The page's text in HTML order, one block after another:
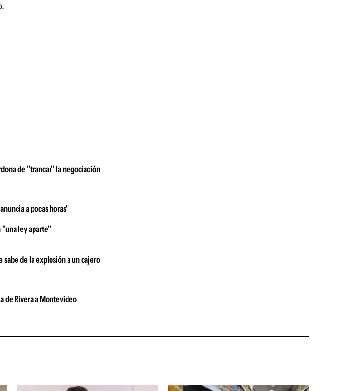
de "trancar" la negociación
a pocas horas"
"una ley aparte"
sabe de la explosión a un cajero
de Rivera a Montevideo